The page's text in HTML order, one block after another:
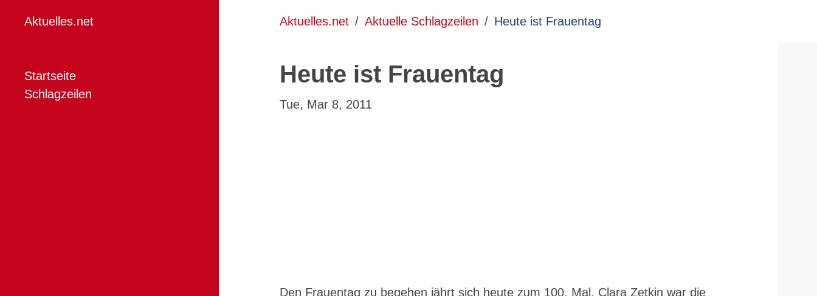
Aktuelles.net Aktuelles.net Aktuelle Schlagzeilen Heute ist Frauentag
Startseite
Schlagzeilen
Heute ist Frauentag
Tue, Mar 8, 2011
Den Frauentag zu begehen jährt sich heute zum 100. Mal. Clara Zetkin war die